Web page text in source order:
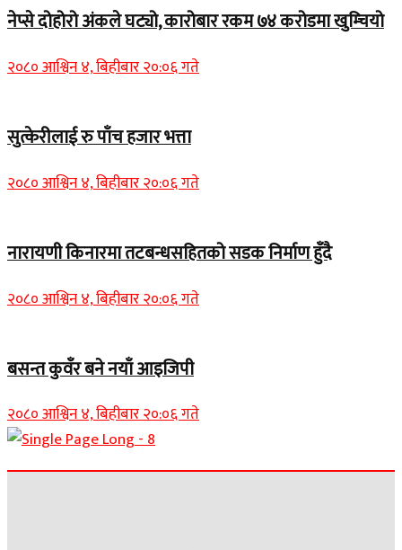
नेप्से दोहोरो अंकले घट्यो, कारोबार रकम ७४ करोडमा खुम्चियो
२०८० आश्विन ४, बिहीबार २०:०६ गते
सुत्केरीलाई रु पाँच हजार भत्ता
२०८० आश्विन ४, बिहीबार २०:०६ गते
नारायणी किनारमा तटबन्धसहितको सडक निर्माण हुँदै
२०८० आश्विन ४, बिहीबार २०:०६ गते
बसन्त कुवँर बने नयाँ आइजिपी
२०८० आश्विन ४, बिहीबार २०:०६ गते